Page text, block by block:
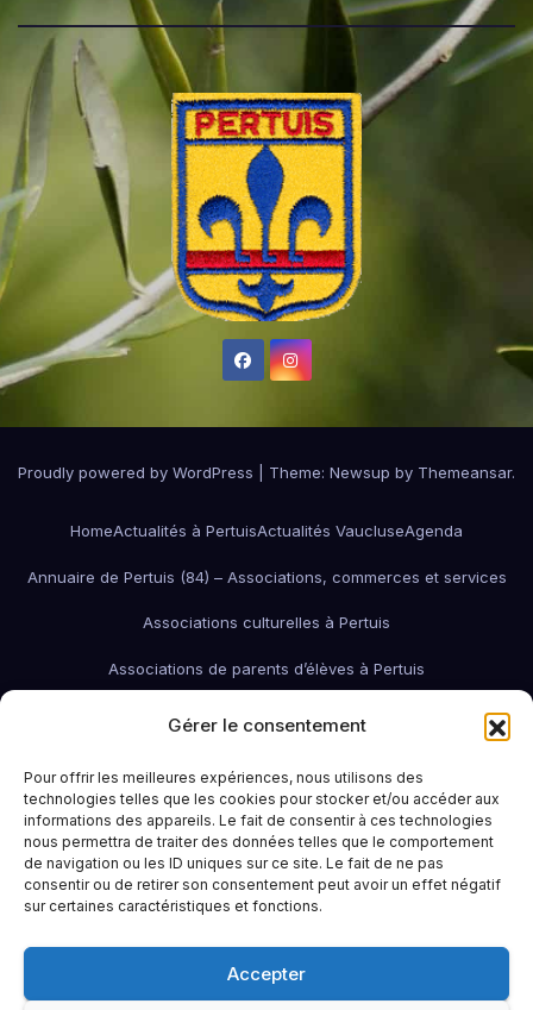
Gérer le consentement
Pour offrir les meilleures expériences, nous utilisons des
technologies telles que les cookies pour stocker et/ou accéder aux
informations des appareils. Le fait de consentir à ces technologies
nous permettra de traiter des données telles que le comportement
de navigation ou les ID uniques sur ce site. Le fait de ne pas
consentir ou de retirer son consentement peut avoir un effet négatif
sur certaines caractéristiques et fonctions.
Accepter
Proudly powered by WordPress Theme: Newsup by Themeansar.
HomeActualités à PertuisActualités VaucluseAgenda
Annuaire de Pertuis (84) – Associations, commerces et services
Associations culturelles à Pertuis
Associations de parents d’élèves à Pertuis
Associations de quartier à Pertuis
associations économiques Pertuis
Associations humanitaires et socialesAssociations patriotiques
Associations petite enfanceAssociations sportives de Pertuis
Bars à Pertuis: où sortir et boire un verreContactEmploi